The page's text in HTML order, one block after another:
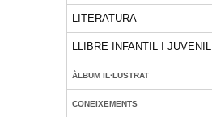
LITERATURA
LLIBRE INFANTIL I JUVENIL
ÀLBUM IL·LUSTRAT
CONEIXEMENTS